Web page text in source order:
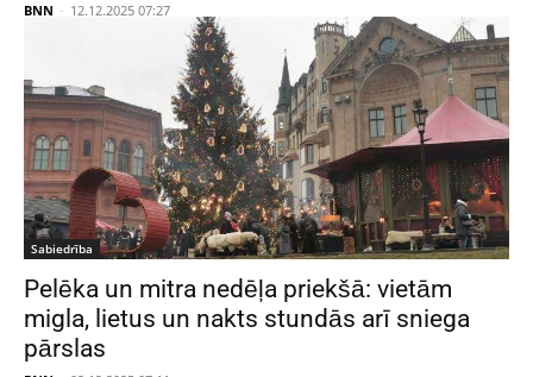
BNN - 12.12.2025 07:27
Sabiedrība
Pelēka un mitra nedēļa priekšā: vietām
migla, lietus un nakts stundās arī sniega
pārslas